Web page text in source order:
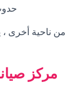
من ناحية أخرى ،
مركز